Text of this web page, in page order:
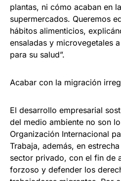
plantas, ni cómo acaban en
supermercados. Queremos
hábitos alimenticios,
ensaladas y microvegetales
para su salud”.
Acabar con la migración
El desarrollo empresarial
del medio ambiente no son
Organización Internacional
Trabaja, además, en
sector privado, con el fin de
forzoso y defender los